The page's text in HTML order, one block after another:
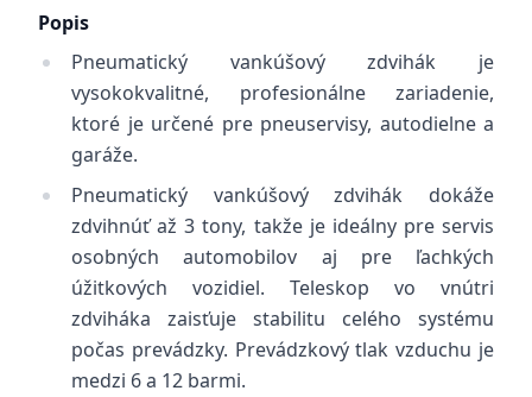
Popis
Pneumatický vankúšový zdvihák je
vysokokvalitné, profesionálne zariadenie,
ktoré je určené pre pneuservisy, autodielne a
garáže.
Pneumatický vankúšový zdvihák dokáže
zdvihnúť až 3 tony, takže je ideálny pre servis
osobných automobilov aj pre ľachkých
úžitkových vozidiel. Teleskop vo vnútri
zdviháka zaisťuje stabilitu celého systému
počas prevádzky. Prevádzkový tlak vzduchu je
medzi 6 a 12 barmi.